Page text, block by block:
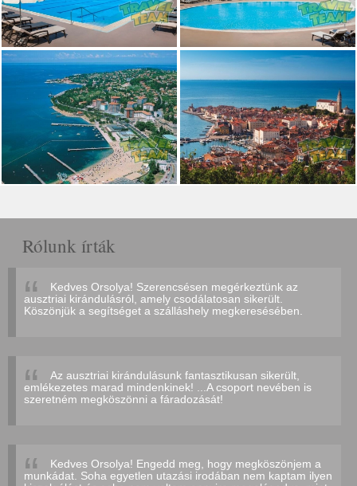
Rólunk írták
Kedves Orsolya! Szerencsésen megérkeztünk az
ausztriai kirándulásról, amely csodálatosan sikerült.
Köszönjük a segítséget a szálláshely megkeresésében.
Az ausztriai kirándulásunk fantasztikusan sikerült,
emlékezetes marad mindenkinek! ...A csoport nevében is
szeretném megköszönni a fáradozását!
Kedves Orsolya! Engedd meg, hogy megköszönjem a
munkádat. Soha egyetlen utazási irodában nem kaptam ilyen